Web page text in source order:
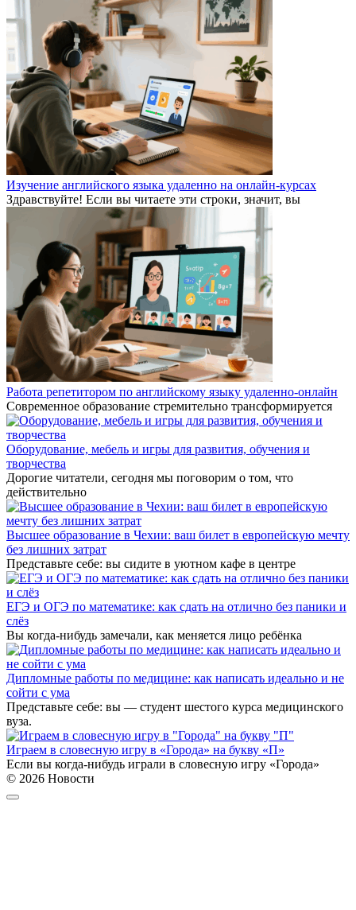
Изучение английского языка удаленно на онлайн-курсах
Здравствуйте! Если вы читаете эти строки, значит, вы
Работа репетитором по английскому языку удаленно-онлайн
Современное образование стремительно трансформируется
Оборудование, мебель и игры для развития, обучения и
творчества
Дорогие читатели, сегодня мы поговорим о том, что
действительно
Высшее образование в Чехии: ваш билет в европейскую мечту
без лишних затрат
Представьте себе: вы сидите в уютном кафе в центре
ЕГЭ и ОГЭ по математике: как сдать на отлично без паники и
слёз
Вы когда-нибудь замечали, как меняется лицо ребёнка
Дипломные работы по медицине: как написать идеально и не
сойти с ума
Представьте себе: вы — студент шестого курса медицинского
вуза.
Играем в словесную игру в «Города» на букву «П»
Если вы когда-нибудь играли в словесную игру «Города»
© 2026 Новости